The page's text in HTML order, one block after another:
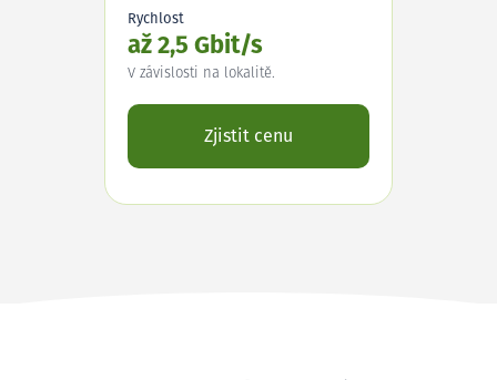
Rychlost
až 2,5 Gbit/s
V závislosti na lokalitě.
Zjistit cenu